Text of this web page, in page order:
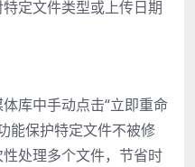
定文件类型或上传日期
库中手动点击“立即重命
能保护特定文件不被修
处理多个文件，节省时